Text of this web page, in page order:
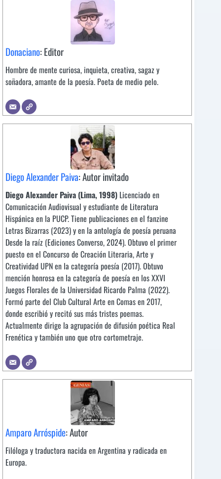
Donaciano: Editor
Hombre de mente curiosa, inquieta, creativa, sagaz y
soñadora, amante de la poesía. Poeta de medio pelo.
Diego Alexander Paiva: Autor invitado
Diego Alexander Paiva (Lima, 1998) Licenciado en
Comunicación Audiovisual y estudiante de Literatura
Hispánica en la PUCP. Tiene publicaciones en el fanzine
Letras Bizarras (2023) y en la antología de poesía peruana
Desde la raíz (Ediciones Converso, 2024). Obtuvo el primer
puesto en el Concurso de Creación Literaria, Arte y
Creatividad UPN en la categoría poesía (2017). Obtuvo
mención honrosa en la categoría de poesía en los XXVI
Juegos Florales de la Universidad Ricardo Palma (2022).
Formó parte del Club Cultural Arte en Comas en 2017,
donde escribió y recitó sus más tristes poemas.
Actualmente dirige la agrupación de difusión poética Real
Frenética y también uno que otro cortometraje.
Amparo Arróspide: Autor
Filóloga y traductora nacida en Argentina y radicada en
Europa.